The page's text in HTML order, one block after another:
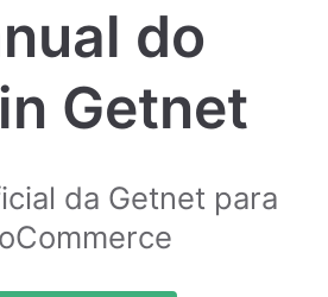
do
Getnet
da Getnet para